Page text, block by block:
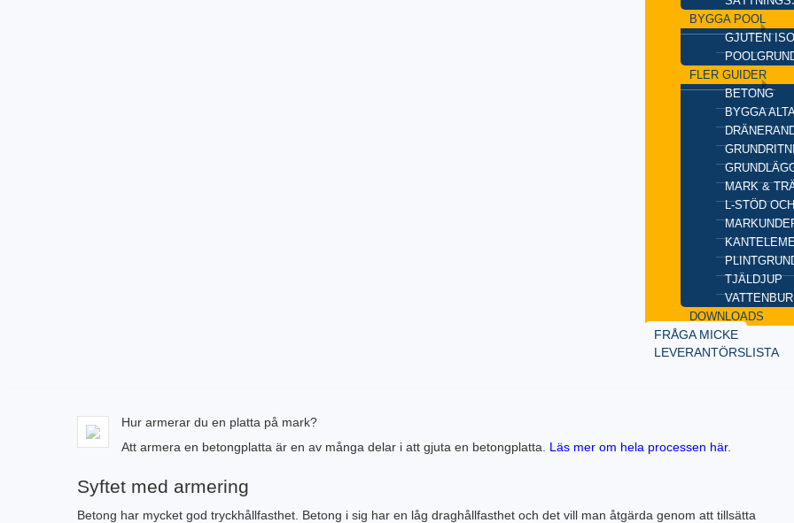
BYGGA POOL
GJUTEN
FLER GUIDER
BETONG
BYGGA
MARK &
L-STÖD
TJÄLDJUP
DOWNLOADS
FRÅGA MICKE
LEVERANTÖRSLISTA
Hur armerar du en platta på mark?
Att armera en betongplatta är en av många delar i att gjuta en betongplatta. Läs mer om hela processen här.
Syftet med armering
Betong har mycket god tryckhållfasthet. Betong i sig har en låg draghållfasthet och det vill man åtgärda genom att tillsätta